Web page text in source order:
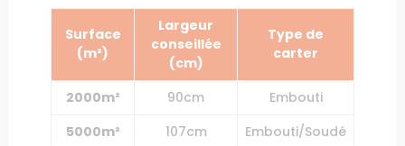
Surface
(m²)
Largeur
conseillée
(cm)
Type de
carter
2000m² 90cm
Embouti
5000m²
107cm
Embouti/Soudé